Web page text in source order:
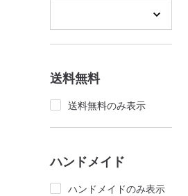
送料無料
送料無料のみ表示
ハンドメイド
ハンドメイドのみ表示